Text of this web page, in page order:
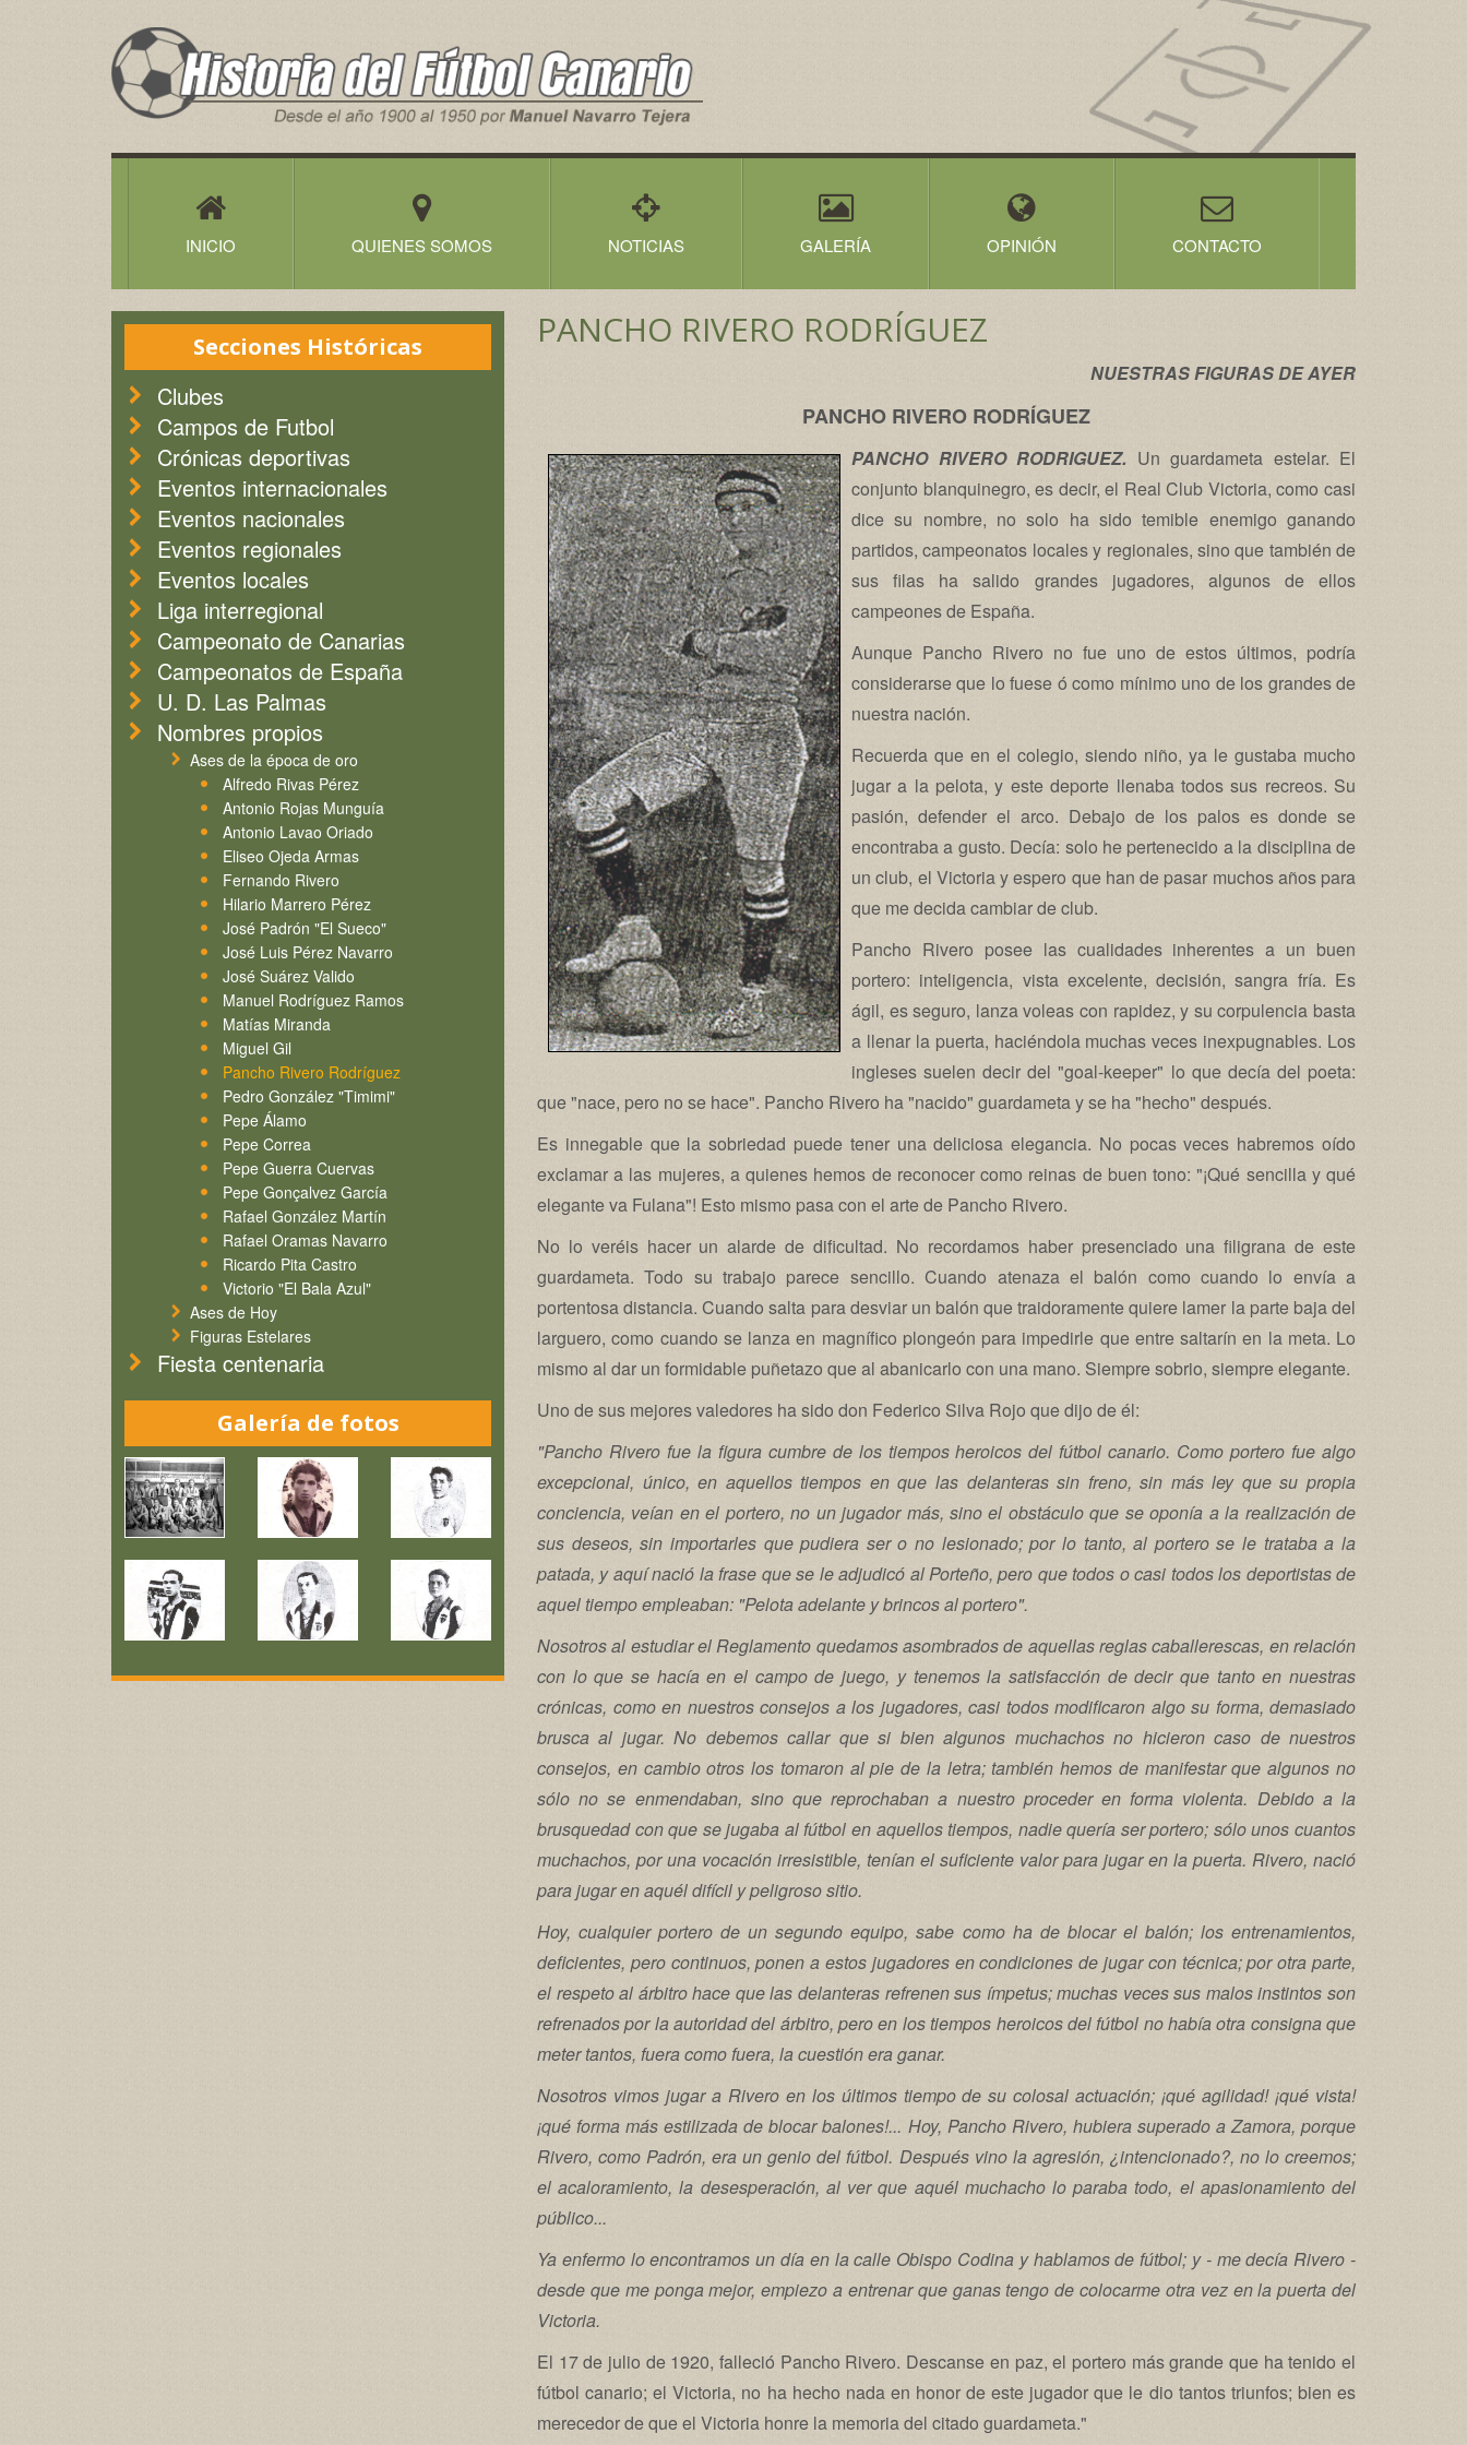
Historia
del
Futbol
Canario
INICIO QUIENES SOMOS NOTICIAS GALERÍA OPINIÓN CONTACTO
Secciones Históricas
Clubes
Campos de Futbol
Crónicas deportivas
Eventos internacionales
Eventos nacionales
Eventos regionales
Eventos locales
Liga interregional
Campeonato de Canarias
Campeonatos de España
U. D. Las Palmas
Nombres propios
Ases de la época de oro
Alfredo Rivas Pérez
Antonio Rojas Munguía
Antonio Lavao Oriado
Eliseo Ojeda Armas
Fernando Rivero
Hilario Marrero Pérez
José Padrón "El Sueco"
José Luis Pérez Navarro
José Suárez Valido
Manuel Rodríguez Ramos
Matías Miranda
Miguel Gil
Pancho Rivero Rodríguez
Pedro González "Timimi"
Pepe Álamo
Pepe Correa
Pepe Guerra Cuervas
Pepe Gonçalvez García
Rafael González Martín
Rafael Oramas Navarro
Ricardo Pita Castro
Victorio "El Bala Azul"
Ases de Hoy
Figuras Estelares
Fiesta centenaria
Galería de fotos
PANCHO RIVERO RODRÍGUEZ
NUESTRAS FIGURAS DE AYER
PANCHO RIVERO RODRÍGUEZ
PANCHO RIVERO RODRIGUEZ. Un guardameta estelar. El
conjunto blanquinegro, es decir, el Real Club Victoria, como casi
dice su nombre, no solo ha sido temible enemigo ganando
partidos, campeonatos locales y regionales, sino que también de
sus filas ha salido grandes jugadores, algunos de ellos
campeones de España.
Aunque Pancho Rivero no fue uno de estos últimos, podría
considerarse que lo fuese ó como mínimo uno de los grandes de
nuestra nación.
Recuerda que en el colegio, siendo niño, ya le gustaba mucho
jugar a la pelota, y este deporte llenaba todos sus recreos. Su
pasión, defender el arco. Debajo de los palos es donde se
encontraba a gusto. Decía: solo he pertenecido a la disciplina de
un club, el Victoria y espero que han de pasar muchos años para
que me decida cambiar de club.
Pancho Rivero posee las cualidades inherentes a un buen
portero: inteligencia, vista excelente, decisión, sangra fría. Es
ágil, es seguro, lanza voleas con rapidez, y su corpulencia basta
a llenar la puerta, haciéndola muchas veces inexpugnables. Los
ingleses suelen decir del "goal-keeper" lo que decía del poeta:
que "nace, pero no se hace". Pancho Rivero ha "nacido" guardameta y se ha "hecho" después.
Es innegable que la sobriedad puede tener una deliciosa elegancia. No pocas veces habremos oído
exclamar a las mujeres, a quienes hemos de reconocer como reinas de buen tono: "¡Qué sencilla y qué
elegante va Fulana"! Esto mismo pasa con el arte de Pancho Rivero.
No lo veréis hacer un alarde de dificultad. No recordamos haber presenciado una filigrana de este
guardameta. Todo su trabajo parece sencillo. Cuando atenaza el balón como cuando lo envía a
portentosa distancia. Cuando salta para desviar un balón que traidoramente quiere lamer la parte baja del
larguero, como cuando se lanza en magnífico plongeón para impedirle que entre saltarín en la meta. Lo
mismo al dar un formidable puñetazo que al abanicarlo con una mano. Siempre sobrio, siempre elegante.
Uno de sus mejores valedores ha sido don Federico Silva Rojo que dijo de él:
"Pancho Rivero fue la figura cumbre de los tiempos heroicos del fútbol canario. Como portero fue algo
excepcional, único, en aquellos tiempos en que las delanteras sin freno, sin más ley que su propia
conciencia, veían en el portero, no un jugador más, sino el obstáculo que se oponía a la realización de
sus deseos, sin importarles que pudiera ser o no lesionado; por lo tanto, al portero se le trataba a la
patada, y aquí nació la frase que se le adjudicó al Porteño, pero que todos o casi todos los deportistas de
aquel tiempo empleaban: "Pelota adelante y brincos al portero".
Nosotros al estudiar el Reglamento quedamos asombrados de aquellas reglas caballerescas, en relación
con lo que se hacía en el campo de juego, y tenemos la satisfacción de decir que tanto en nuestras
crónicas, como en nuestros consejos a los jugadores, casi todos modificaron algo su forma, demasiado
brusca al jugar. No debemos callar que si bien algunos muchachos no hicieron caso de nuestros
consejos, en cambio otros los tomaron al pie de la letra; también hemos de manifestar que algunos no
sólo no se enmendaban, sino que reprochaban a nuestro proceder en forma violenta. Debido a la
brusquedad con que se jugaba al fútbol en aquellos tiempos, nadie quería ser portero; sólo unos cuantos
muchachos, por una vocación irresistible, tenían el suficiente valor para jugar en la puerta. Rivero, nació
para jugar en aquél difícil y peligroso sitio.
Hoy, cualquier portero de un segundo equipo, sabe como ha de blocar el balón; los entrenamientos,
deficientes, pero continuos, ponen a estos jugadores en condiciones de jugar con técnica; por otra parte,
el respeto al árbitro hace que las delanteras refrenen sus ímpetus; muchas veces sus malos instintos son
refrenados por la autoridad del árbitro, pero en los tiempos heroicos del fútbol no había otra consigna que
meter tantos, fuera como fuera, la cuestión era ganar.
Nosotros vimos jugar a Rivero en los últimos tiempo de su colosal actuación; ¡qué agilidad! ¡qué vista!
¡qué forma más estilizada de blocar balones!... Hoy, Pancho Rivero, hubiera superado a Zamora, porque
Rivero, como Padrón, era un genio del fútbol. Después vino la agresión, ¿intencionado?, no lo creemos;
el acaloramiento, la desesperación, al ver que aquél muchacho lo paraba todo, el apasionamiento del
público...
Ya enfermo lo encontramos un día en la calle Obispo Codina y hablamos de fútbol; y - me decía Rivero -
desde que me ponga mejor, empiezo a entrenar que ganas tengo de colocarme otra vez en la puerta del
Victoria.
El 17 de julio de 1920, falleció Pancho Rivero. Descanse en paz, el portero más grande que ha tenido el
fútbol canario; el Victoria, no ha hecho nada en honor de este jugador que le dio tantos triunfos; bien es
merecedor de que el Victoria honre la memoria del citado guardameta."